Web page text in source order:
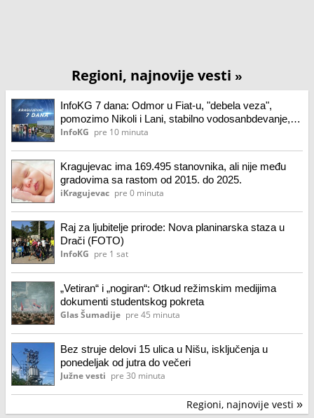
Regioni, najnovije vesti »
InfoKG 7 dana: Odmor u Fiat-u, "debela veza",
pomozimo Nikoli i Lani, stabilno vodosanbdevanje,
EXPO 2027...
InfoKG pre 10 minuta
Kragujevac ima 169.495 stanovnika, ali nije među
gradovima sa rastom od 2015. do 2025.
iKragujevac pre 0 minuta
Raj za ljubitelje prirode: Nova planinarska staza u
Drači (FOTO)
InfoKG pre 1 sat
„Vetiran“ i „nogiran“: Otkud režimskim medijima
dokumenti studentskog pokreta
Glas Šumadije pre 45 minuta
Bez struje delovi 15 ulica u Nišu, isključenja u
ponedeljak od jutra do večeri
Južne vesti pre 30 minuta
Regioni, najnovije vesti »